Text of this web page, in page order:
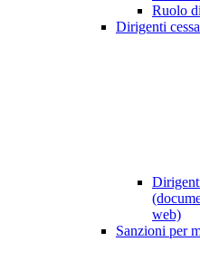
Ruolo
Dirigenti
web)
Sanzioni per